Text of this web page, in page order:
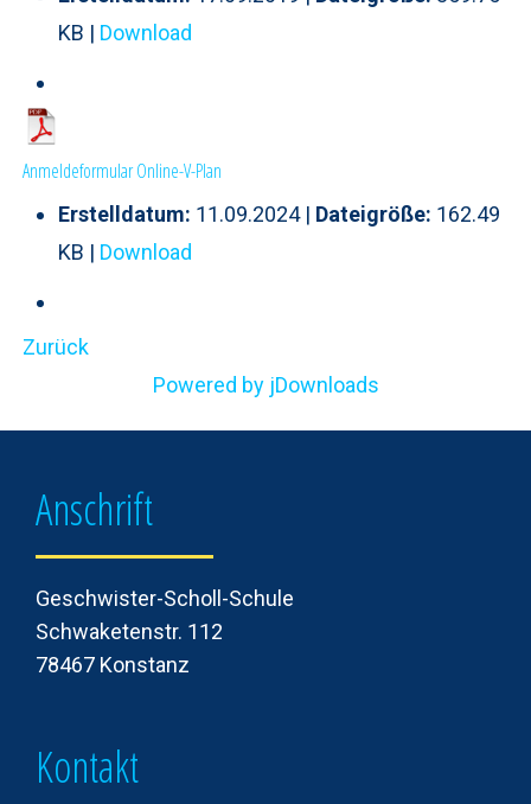
KB | Download
Anmeldeformular Online-V-Plan
Erstelldatum: 11.09.2024 | Dateigröße: 162.49
KB | Download
Zurück
Powered by jDownloads
Anschrift
Geschwister-Scholl-Schule
Schwaketenstr. 112
78467 Konstanz
Kontakt